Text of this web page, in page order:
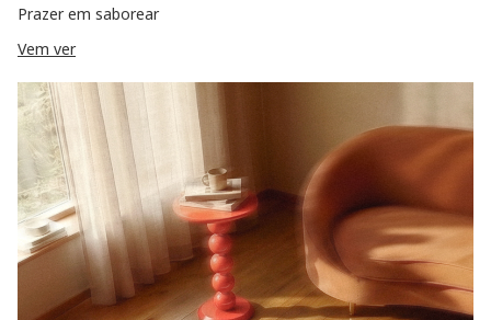
Prazer em saborear
Vem ver